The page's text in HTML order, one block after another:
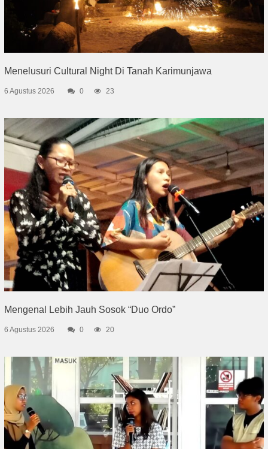
Menelusuri Cultural Night Di Tanah Karimunjawa
6 Agustus 2026 0 23
Mengenal Lebih Jauh Sosok “Duo Ordo”
6 Agustus 2026 0 20